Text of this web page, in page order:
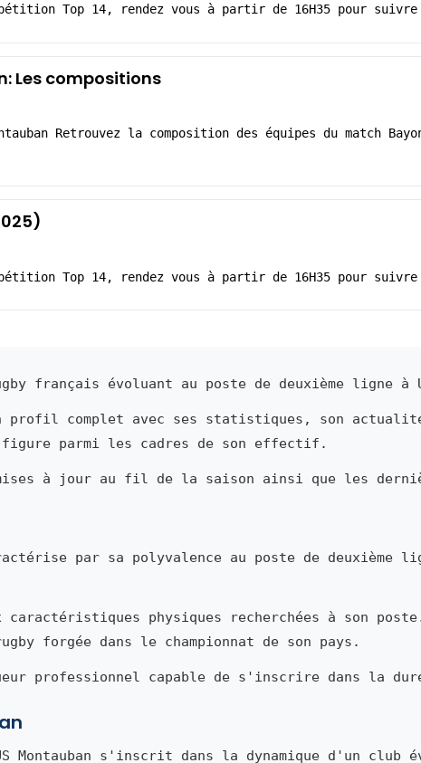
Top 14, rendez vous à partir de 16H35 pour suivre
Les compositions
Retrouvez la composition des équipes du match
Top 14, rendez vous à partir de 16H35 pour suivre
français évoluant au poste de deuxième ligne à
profil complet avec ses statistiques, son
parmi les cadres de son effectif.
à jour au fil de la saison ainsi que les
par sa polyvalence au poste de deuxième
physiques recherchées à son
forgée dans le championnat de son pays.
professionnel capable de s'inscrire dans la
Montauban s'inscrit dans la dynamique d'un club